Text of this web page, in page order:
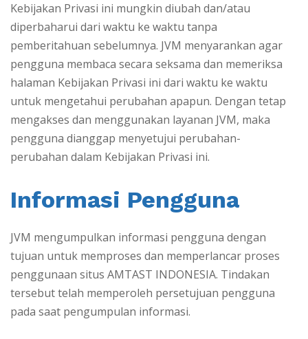
Kebijakan Privasi ini mungkin diubah dan/atau
diperbaharui dari waktu ke waktu tanpa
pemberitahuan sebelumnya. JVM menyarankan agar
pengguna membaca secara seksama dan memeriksa
halaman Kebijakan Privasi ini dari waktu ke waktu
untuk mengetahui perubahan apapun. Dengan tetap
mengakses dan menggunakan layanan JVM, maka
pengguna dianggap menyetujui perubahan-
perubahan dalam Kebijakan Privasi ini.
Informasi Pengguna
JVM mengumpulkan informasi pengguna dengan
tujuan untuk memproses dan memperlancar proses
penggunaan situs AMTAST INDONESIA. Tindakan
tersebut telah memperoleh persetujuan pengguna
pada saat pengumpulan informasi.